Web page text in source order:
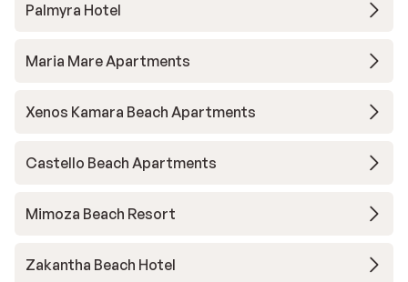
Palmyra Hotel
Maria Mare Apartments
Xenos Kamara Beach Apartments
Castello Beach Apartments
Mimoza Beach Resort
Zakantha Beach Hotel